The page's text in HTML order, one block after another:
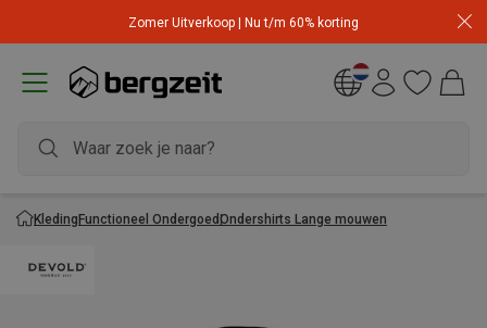
Zomer Uitverkoop | Nu t/m 60% korting
KledingFunctioneel OndergoedOndershirts Lange mouwen